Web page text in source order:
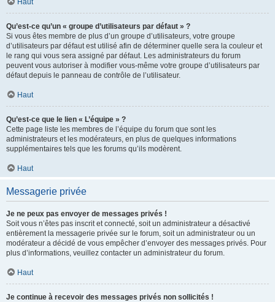
Haut
Qu’est-ce qu’un « groupe d’utilisateurs par défaut » ?
Si vous êtes membre de plus d’un groupe d’utilisateurs, votre groupe
d’utilisateurs par défaut est utilisé afin de déterminer quelle sera la couleur et
le rang qui vous sera assigné par défaut. Les administrateurs du forum
peuvent vous autoriser à modifier vous-même votre groupe d’utilisateurs par
défaut depuis le panneau de contrôle de l’utilisateur.
Haut
Qu’est-ce que le lien « L’équipe » ?
Cette page liste les membres de l’équipe du forum que sont les
administrateurs et les modérateurs, en plus de quelques informations
supplémentaires tels que les forums qu’ils modèrent.
Haut
Messagerie privée
Je ne peux pas envoyer de messages privés !
Soit vous n’êtes pas inscrit et connecté, soit un administrateur a désactivé
entièrement la messagerie privée sur le forum, soit un administrateur ou un
modérateur a décidé de vous empêcher d’envoyer des messages privés. Pour
plus d’informations, veuillez contacter un administrateur du forum.
Haut
Je continue à recevoir des messages privés non sollicités !